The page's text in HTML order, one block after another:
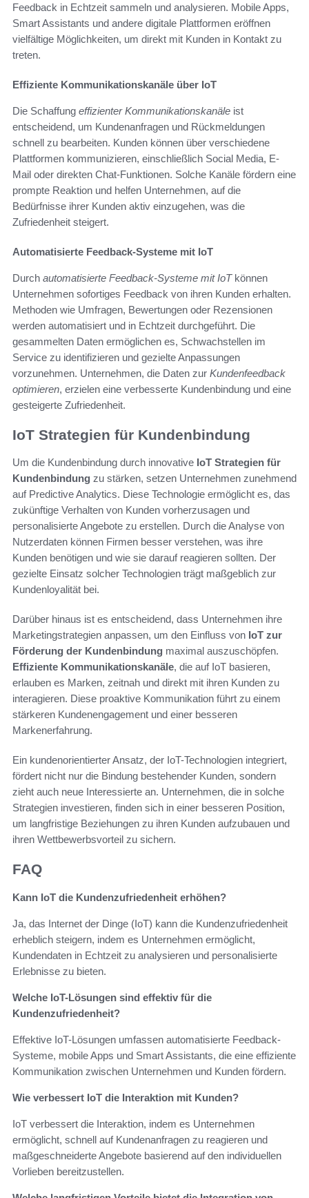
Feedback in Echtzeit sammeln und analysieren. Mobile Apps,
Smart Assistants und andere digitale Plattformen eröffnen
vielfältige Möglichkeiten, um direkt mit Kunden in Kontakt zu
treten.
Effiziente Kommunikationskanäle über IoT
Die Schaffung effizienter Kommunikationskanäle ist
entscheidend, um Kundenanfragen und Rückmeldungen
schnell zu bearbeiten. Kunden können über verschiedene
Plattformen kommunizieren, einschließlich Social Media, E-
Mail oder direkten Chat-Funktionen. Solche Kanäle fördern eine
prompte Reaktion und helfen Unternehmen, auf die
Bedürfnisse ihrer Kunden aktiv einzugehen, was die
Zufriedenheit steigert.
Automatisierte Feedback-Systeme mit IoT
Durch automatisierte Feedback-Systeme mit IoTkönnen
Unternehmen sofortiges Feedback von ihren Kunden erhalten.
Methoden wie Umfragen, Bewertungen oder Rezensionen
werden automatisiert und in Echtzeit durchgeführt. Die
gesammelten Daten ermöglichen es, Schwachstellen im
Service zu identifizieren und gezielte Anpassungen
vorzunehmen. Unternehmen, die Daten zur Kundenfeedback
optimieren, erzielen eine verbesserte Kundenbindung und eine
gesteigerte Zufriedenheit.
IoT Strategien für Kundenbindung
Um die Kundenbindung durch innovative IoT Strategien für
Kundenbindung zu stärken, setzen Unternehmen zunehmend
auf Predictive Analytics. Diese Technologie ermöglicht es, das
zukünftige Verhalten von Kunden vorherzusagen und
personalisierte Angebote zu erstellen. Durch die Analyse von
Nutzerdaten können Firmen besser verstehen, was ihre
Kunden benötigen und wie sie darauf reagieren sollten. Der
gezielte Einsatz solcher Technologien trägt maßgeblich zur
Kundenloyalität bei.
Darüber hinaus ist es entscheidend, dass Unternehmen ihre
Marketingstrategien anpassen, um den Einfluss von IoT zur
Förderung der Kundenbindung maximal auszuschöpfen.
Effiziente Kommunikationskanäle, die auf IoT basieren,
erlauben es Marken, zeitnah und direkt mit ihren Kunden zu
interagieren. Diese proaktive Kommunikation führt zu einem
stärkeren Kundenengagement und einer besseren
Markenerfahrung.
Ein kundenorientierter Ansatz, der IoT-Technologien integriert,
fördert nicht nur die Bindung bestehender Kunden, sondern
zieht auch neue Interessierte an. Unternehmen, die in solche
Strategien investieren, finden sich in einer besseren Position,
um langfristige Beziehungen zu ihren Kunden aufzubauen und
ihren Wettbewerbsvorteil zu sichern.
FAQ
Kann IoT die Kundenzufriedenheit erhöhen?
Ja, das Internet der Dinge (IoT) kann die Kundenzufriedenheit
erheblich steigern, indem es Unternehmen ermöglicht,
Kundendaten in Echtzeit zu analysieren und personalisierte
Erlebnisse zu bieten.
Welche IoT-Lösungen sind effektiv für die
Kundenzufriedenheit?
Effektive IoT-Lösungen umfassen automatisierte Feedback-
Systeme, mobile Apps und Smart Assistants, die eine effiziente
Kommunikation zwischen Unternehmen und Kunden fördern.
Wie verbessert IoT die Interaktion mit Kunden?
IoT verbessert die Interaktion, indem es Unternehmen
ermöglicht, schnell auf Kundenanfragen zu reagieren und
maßgeschneiderte Angebote basierend auf den individuellen
Vorlieben bereitzustellen.